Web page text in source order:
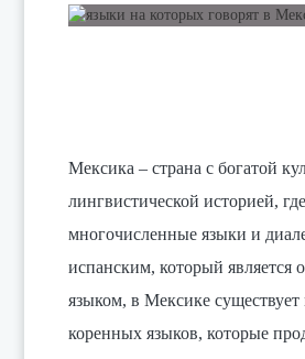
Мексика – страна с богатой
лингвистической историей,
многочисленные языки и
испанским, который является
языком, в Мексике
коренных языков, которые